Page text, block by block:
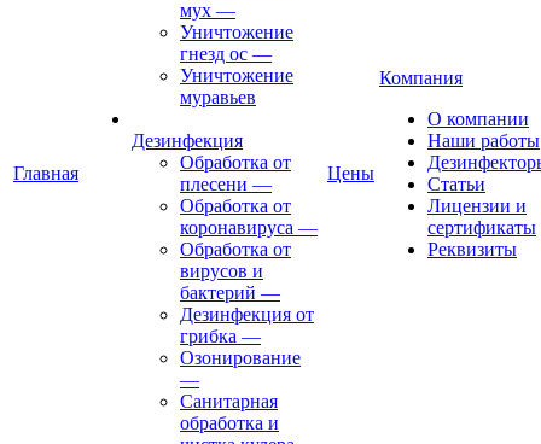
Главная
мух —
Уничтожение
гнезд ос —
Уничтожение
муравьев
Дезинфекция
Обработка от
плесени —
Обработка от
коронавируса —
Обработка от
вирусов и
бактерий —
Дезинфекция от
грибка —
Озонирование
—
Санитарная
обработка и
Цены
Компания
О компании
Наши работы
Статьи
Лицензии и
сертификаты
Реквизиты